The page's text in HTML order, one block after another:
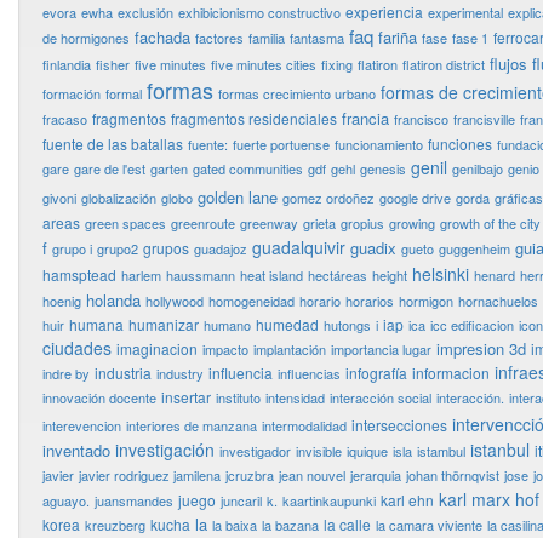
evora ewha exclusión exhibicionismo constructivo experiencia experimental
de hormigones fachada factores familia fantasma faq fariña fase fase 1
finlandia fisher five minutes five minutes cities fixing flatiron flatiron district flujos
formación formal formas formas crecimiento urbano formas de
fracaso fragmentos fragmentos residenciales francia francisco francisville
fuente de las batallas fuente: fuerte portuense funcionamiento funciones
gare gare de l'est garten gated communities gdf gehl genesis genil genilbajo genio
givoni globalización globo golden lane gomez ordoñez google drive gorda gráficas
areas green spaces greenroute greenway grieta gropius growing growth of the city
f grupo i grupo2 grupos guadajoz guadalquivir guadix gueto guggenheim
hamsptead harlem haussmann heat island hectáreas height helsinki henard
hoenig holanda hollywood homogeneidad horario horarios hormigon hornachuelos
huir humana humanizar humano humedad hutongs i iap ica icc edificacion
ciudades imaginacion impacto implantación importancia lugar impresion 3d
indre by industria industry influencia influencias infografía informacion
innovación docente insertar instituto intensidad interacción social interacción.
interevencion interiores de manzana intermodalidad intersecciones
inventado investigación investigador invisible iquique isla istambul istanbul
javier javier rodriguez jamilena jcruzbra jean nouvel jerarquia johan thörnqvist jose
aguayo. juansmandes juego juncaril k. kaartinkaupunki karl ehn karl marx hof
korea kreuzberg kucha la la baixa la bazana la calle la camara viviente la casilina